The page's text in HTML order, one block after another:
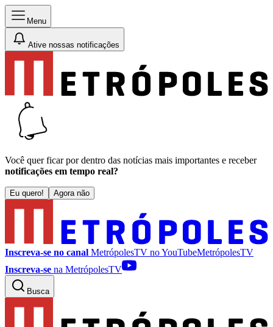
Menu
Ative nossas notificações
Você quer ficar por dentro das notícias mais importantes e receber
notificações em tempo real?
Eu quero! Agora não
Inscreva-se no canal MetrópolesTV noYouTubeMetrópolesTV
Inscreva-se na MetrópolesTV
Busca